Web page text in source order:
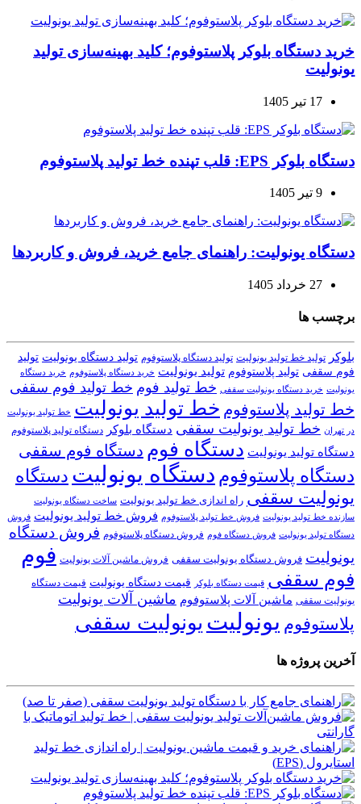
خرید دستگاه بلوکر پلاستوفوم؛ کلید بهینه‌سازی تولید
یونولیت
17 تیر 1405
دستگاه بلوکر EPS: قلب تپنده خط تولید پلاستوفوم
9 تیر 1405
دستگاه یونولیت: راهنمای جامع خرید، فروش و کاربردها
27 خرداد 1405
برچسب ها
بلوکر تولید خط تولید یونولیت تولید دستگاه پلاستوفوم تولید دستگاه یونولیت تولید
فوم سقفی تولید پلاستوفوم تولید یونولیت خرید دستگاه پلاستوفوم خرید دستگاه
یونولیت خرید دستگاه یونولیت سقفی خط تولید فوم خط تولید فوم سقفی
خط تولید پلاستوفوم خط تولید یونولیت خط تولید یونولیت
در تهران خط تولید یونولیت سقفی دستگاه بلوکر دستگاه تولید پلاستوفوم
دستگاه تولید یونولیت دستگاه فوم دستگاه فوم سقفی
دستگاه پلاستوفوم دستگاه یونولیت دستگاه
یونولیت سقفی راه اندازی خط تولید یونولیت ساخت دستگاه یونولیت
سازنده خط تولید یونولیت فروش خط تولید پلاستوفوم فروش خط تولید یونولیت فروش
دستگاه تولید یونولیت فروش دستگاه فوم فروش دستگاه پلاستوفوم فروش دستگاه
یونولیت فروش دستگاه یونولیت سقفی فروش ماشین آلات یونولیت فوم
فوم سقفی قیمت دستگاه بلوکر قیمت دستگاه یونولیت قیمت دستگاه
یونولیت سقفی ماشین آلات پلاستوفوم ماشین آلات یونولیت
پلاستوفوم یونولیت یونولیت سقفی
آخرین پروژه ها